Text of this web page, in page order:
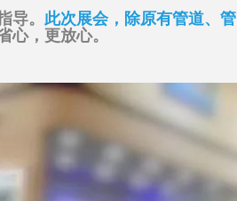
。 此次展会，除原有管道、管
，更放心。